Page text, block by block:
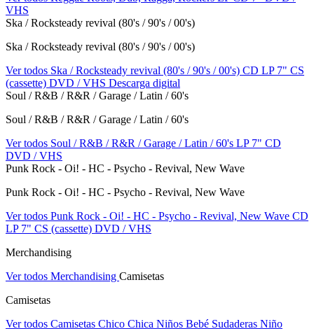
VHS
Ska / Rocksteady revival (80's / 90's / 00's)
Ska / Rocksteady revival (80's / 90's / 00's)
Ver todos Ska / Rocksteady revival (80's / 90's / 00's) CD LP 7" CS
(cassette) DVD / VHS Descarga digital
Soul / R&B / R&R / Garage / Latin / 60's
Soul / R&B / R&R / Garage / Latin / 60's
Ver todos Soul / R&B / R&R / Garage / Latin / 60's LP 7" CD
DVD / VHS
Punk Rock - Oi! - HC - Psycho - Revival, New Wave
Punk Rock - Oi! - HC - Psycho - Revival, New Wave
Ver todos Punk Rock - Oi! - HC - Psycho - Revival, New Wave CD
LP 7" CS (cassette) DVD / VHS
Merchandising
Ver todos Merchandising Camisetas
Camisetas
Ver todos Camisetas Chico Chica Niños Bebé Sudaderas Niño